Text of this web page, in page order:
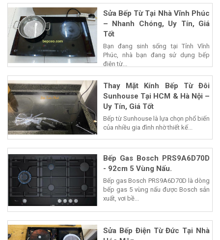
Sửa Bếp Từ Tại Nhà Vĩnh Phúc
– Nhanh Chóng, Uy Tín, Giá
Tốt
Bạn đang sinh sống tại Tỉnh Vĩnh
Phúc, nhà bạn đang sử dụng bếp
điện từ...
Thay Mặt Kính Bếp Từ Đôi
Sunhouse Tại HCM & Hà Nội –
Uy Tín, Giá Tốt
Bếp từ Sunhouse là lựa chọn phổ biến
của nhiều gia đình nhờ thiết kế...
Bếp Gas Bosch PRS9A6D70D
- 92cm 5 Vùng Nấu.
Bếp gas Bosch PRS9A6D70D là dòng
bếp gas 5 vùng nấu được Bosch sản
xuất, vơi bề...
Sửa Bếp Điện Từ Đức Tại Nhà